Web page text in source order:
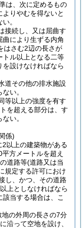
は、次に定めるもの
りやむを得ないと
。
接続し、又は屈曲す
により生ずる内角
はさむ2辺の長さが
トル以上となる二等
設けなければなら
道その他の排水施設
い。
等以上の強度を有す
を超える部分は、す
い。
係)
2以上の建築物がある
方メートルを超え
道路等(道路又は当
規定する許可におけ
し、かつ、その道路
上としなければなら
当する場合は、こ
の外周の長さの7分
沿って空地を設け、